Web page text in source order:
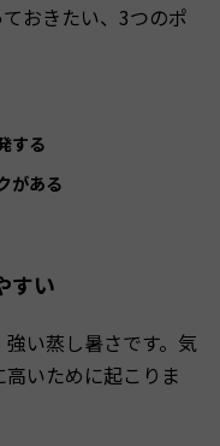
おきたい、3つのポ
する
がある
すい
い蒸し暑さです。気
いために起こりま